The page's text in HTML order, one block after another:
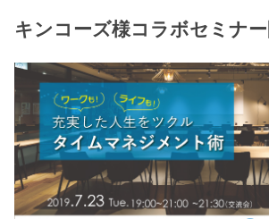
キンコーズ様コラボセミナ